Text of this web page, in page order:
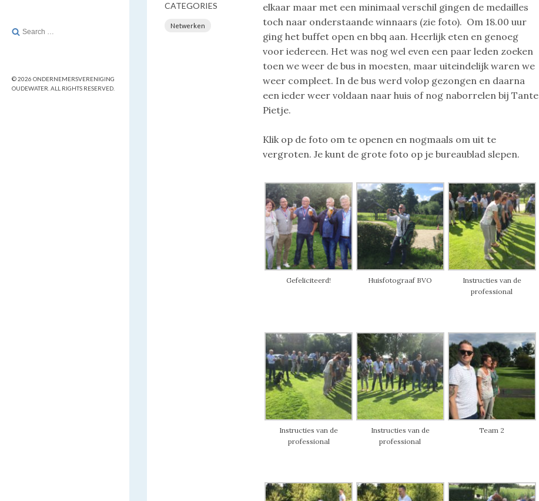
Search
© 2026 ONDERNEMERSVERENIGING
OUDEWATER. ALL RIGHTS RESERVED.
elkaar maar met een minimaal verschil gingen de medailles
toch naar onderstaande winnaars (zie foto). Om 18.00 uur
ging het buffet open en bbq aan. Heerlijk eten en genoeg
voor iedereen. Het was nog wel even een paar leden zoeken
toen we weer de bus in moesten, maar uiteindelijk waren we
weer compleet. In de bus werd volop gezongen en daarna
een ieder weer voldaan naar huis of nog naborrelen bij Tante
Pietje.
Klik op de foto om te openen en nogmaals om uit te
vergroten. Je kunt de grote foto op je bureaublad slepen.
Gefeliciteerd! Huisfotograaf BVO
Instructies van de
professional
Instructies van de
professional
Instructies van de
professional
Team 2
CATEGORIES
Netwerken